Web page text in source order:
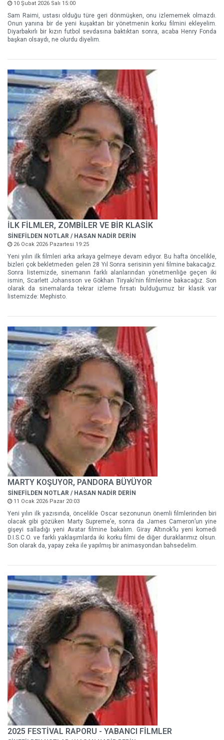
10 Şubat 2026 Salı 15:00
Sam Raimi, ustası olduğu türe geri dönmüşken, onu izlememek olmazdı.
Onun yanına bir de yeni kuşaktan bir yönetmenin korku filmini ekleyelim.
Diyarbakırlı bir kızın futbol sevdasına baktıktan sonra, acaba Henry Fonda
başkan olsaydı, ne olurdu diyelim.
İLK FİLMLER, ZOMBİLER VE BİR KLASİK
SİNEFİLDEN NOTLAR / HASAN NADİR DERİN
26 Ocak 2026 Pazartesi 19:25
Yeni yılın ilk filmleri arka arkaya gelmeye devam ediyor. Bu hafta öncelikle,
bizleri çok bekletmeden gelen 28 Yıl Sonra serisinin yeni filmine bakacağız.
Sonra listemizde, sinemanın farklı alanlarından yönetmenliğe geçen iki
ismin, Scarlett Johansson ve Gökhan Tiryaki’nin filmlerine bakacağız. Son
olarak da sinemalarda tekrar izleme fırsatı bulduğumuz bir klasik var
listemizde: Mephisto.
MARTY KOŞUYOR, PANDORA BÜYÜYOR
SİNEFİLDEN NOTLAR / HASAN NADİR DERİN
11 Ocak 2026 Pazar 20:03
Yeni yılın ilk yazısında, öncelikle Oscar sezonunun önemli filmlerinden biri
olacak gibi gözüken Marty Supreme’e, sonra da James Cameron’un yine
gişeyi salladığı yeni Avatar filmine bakalım. Giray Altınok’lu yeni komedi
D.I.S.C.O. ve farklı yaklaşımlarda iki korku filmi de diğer duraklarımız olsun.
Son olarak da, yapay zeka ile yapılmış bir animasyondan bahsedelim.
2025 FESTİVAL RAPORU - YABANCI FİLMLER